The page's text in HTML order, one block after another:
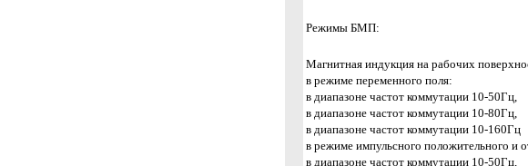
Режимы БМП:
Магнитная индукция на рабочих
в режиме переменного поля:
в диапазоне частот коммутации 10-50Гц,
в диапазоне частот коммутации 10-80Гц,
в диапазоне частот коммутации 10-160Гц
в режиме импульсного положительного и
в диапазоне частот коммутации 10-50Гц,